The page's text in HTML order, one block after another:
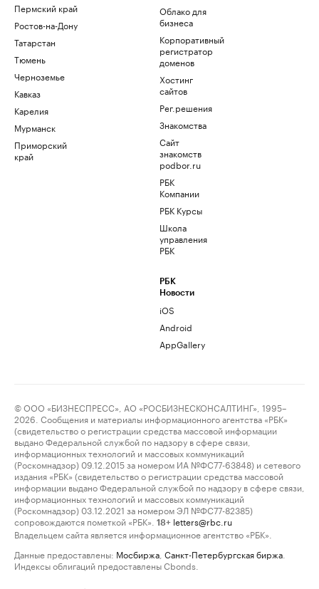
Пермский край
Ростов-на-Дону
Татарстан
Тюмень
Черноземье
Кавказ
Карелия
Мурманск
Приморский
край
Облако для
бизнеса
Корпоративный
регистратор
доменов
Хостинг
сайтов
Рег.решения
Знакомства
Сайт
знакомств
podbor.ru
РБК
Компании
РБК Курсы
Школа
управления
РБК
РБК
Новости
iOS
Android
AppGallery
© ООО «БИЗНЕСПРЕСС», АО «РОСБИЗНЕСКОНСАЛТИНГ», 1995–
2026. Сообщения и материалы информационного агентства «РБК»
(свидетельство о регистрации средства массовой информации
выдано Федеральной службой по надзору в сфере связи,
информационных технологий и массовых коммуникаций
(Роскомнадзор) 09.12.2015 за номером ИА №ФС77-63848) и сетевого
издания «РБК» (свидетельство о регистрации средства массовой
информации выдано Федеральной службой по надзору в сфере связи,
информационных технологий и массовых коммуникаций
(Роскомнадзор) 03.12.2021 за номером ЭЛ №ФС77-82385)
сопровождаются пометкой «РБК».
18+ letters@rbc.ru
Владельцем сайта является информационное агентство «РБК».
Данные предоставлены: Мосбиржа Санкт-Петербургская биржа
Индексы облигаций предоставлены Cbonds.